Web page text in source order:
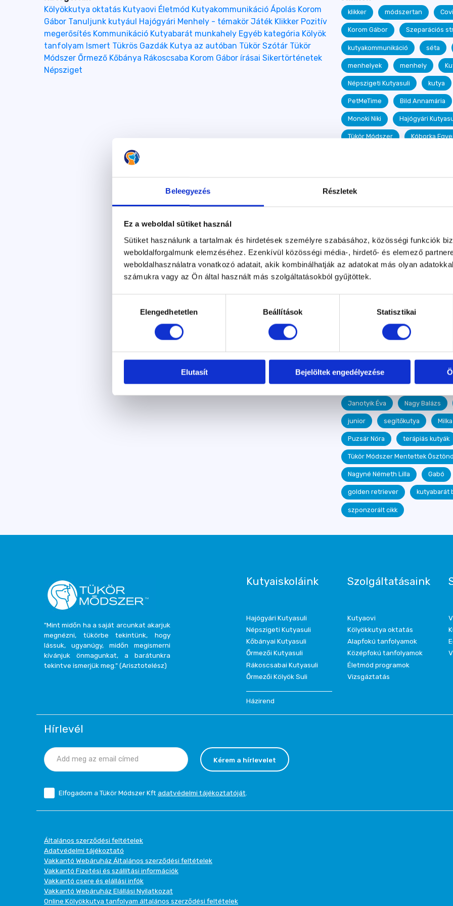
Beleegyezés Részletek
Ez a weboldal sütiket használ
Sütiket használunk a tartalmak és hirdetések személyre szabásához, közösségi funkciók
weboldalforgalmunk elemzéséhez. Ezenkívül közösségi média-, hirdető- és elemező
weboldalhasználatra vonatkozó adatait, akik kombinálhatják az adatokat más olyan
számukra vagy az Ön által használt más szolgáltatásokból gyűjtöttek.
kiválasztásaElengedhetetlen Beállítások Statisztikai
Elutasít Bejelöltek engedélyezése
Kölyökkutya oktatás Kutyaovi Életmód Kutyakommunikáció Ápolás Korom
Gábor Tanuljunk kutyául Hajógyári Menhely - témakör Játék Klikker Pozitív
megerősítés Kommunikáció Kutyabarát munkahely Egyéb kategória Kölyök
tanfolyam Ismert Tükrös Gazdák Kutya az autóban Tükör Szótár Tükör
Módszer Őrmező Kőbánya Rákoscsaba Korom Gábor írásai Sikertörténetek
Népsziget
klikker módszertan
Korom Gábor Szeparációs
kutyakommunikáció séta
menhelyek menhely
Népszigeti Kutyasuli kutya
PetMeTime Bild Annamária
Monoki Niki Hajógyári
Tükör Módszer Kóborka
Óbert Mária
Ápolás kutyakozmetika
Óvári Bálint ösztönkontroll
Száraz Kata Varga Balázs
Dancsó Ágnes
Kiss Barbara vasadi
szobatisztaság Szotyi
Szurdi Tamás egészség
egészséges étrend Frida
Királyfai Zsu
Hazafi Dorka Kelecsényi
Janotyik Éva Nagy Balázs
junior segítőkutya Milka
Puzsár Nóra terápiás kutyák
Tükör Módszer Mentettek
Nagyné Németh Lilla Gabó
golden retriever kutyabarát
szponzorált cikk
"Mint midőn ha a saját arcunkat akarjuk
megnézni, tükörbe tekintünk, hogy
lássuk, ugyanúgy, midőn megismerni
kívánjuk önmagunkat, a barátunkra
tekintve ismerjük meg." (Arisztotelész)
Kutyaiskoláink
Hajógyári Kutyasuli
Népszigeti Kutyasuli
Kőbányai Kutyasuli
Őrmezői Kutyasuli
Rákoscsabai Kutyasuli
Őrmezői Kölyök Suli
Házirend
Szolgáltatásaink
Kutyaovi
Kölyökkutya oktatás
Alapfokú tanfolyamok
Középfokú tanfolyamok
Életmód programok
Vizsgáztatás
Hírlevél
Kérem a hírlevelet
Elfogadom a Tükör Módszer Kftadatvédelmi tájékoztatóját.
Általános szerződési feltételek
Adatvédelmi tájékoztató
Vakkantó Webáruház Általános szerződési feltételek
Vakkantó Fizetési és szállítási információk
Vakkantó csere és elállási infók
Vakkantó Webáruház Elállási Nyilatkozat
Online Kölyökkutya tanfolyam általános szerződési feltételek